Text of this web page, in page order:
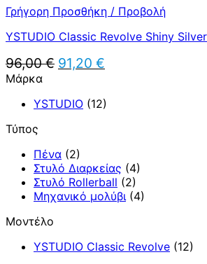
Γρήγορη Προσθήκη / Προβολή
YSTUDIO Classic Revolve Shiny
96,00€ Original
price
96,00 €.
91,20 €
είναι:
Μάρκα
YSTUDIO (12)
Τύπος
Πένα (2)
Στυλό Διαρκείας (4)
Στυλό Rollerball (2)
Μηχανικό μολύβι (4)
Μοντέλο
YSTUDIO Classic Revolve (12)